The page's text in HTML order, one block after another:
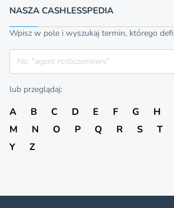
NASZA CASHLESSPEDIA
Wpisz w pole i wyszukaj termin, którego
Szukaj
lub przeglądaj:
A B C D E F G H
M
N O P Q R S T
Y
Z